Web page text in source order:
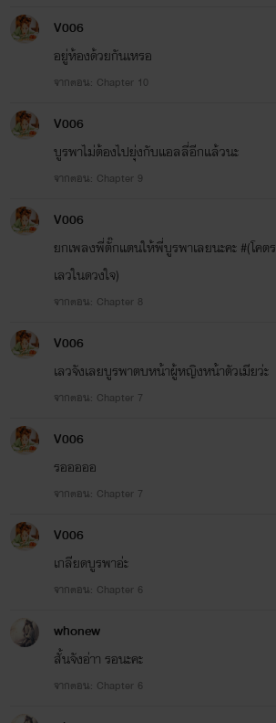
V006
อยู่ห้องด้วยกันเหรอ
จากตอน: Chapter 10
V006
บูรพาไม่ต้องไปยุ่งกับแอลลี่อีกแล้วนะ
จากตอน: Chapter 9
V006
ยกเพลงพี่ตั๊กแตนให้พี่บูรพาเลยนะคะ #(โคตร
เลวในดวงใจ)
จากตอน: Chapter 8
V006
เลวจังเลยบูรพาตบหน้าผู้หญิงหน้าตัวเมียว่ะ
จากตอน: Chapter 7
V006
รอออออ
จากตอน: Chapter 7
V006
เกลียดบูรพาอ่ะ
จากตอน: Chapter 6
whonew
สั้นจังอ่าา รอนะคะ
จากตอน: Chapter 6